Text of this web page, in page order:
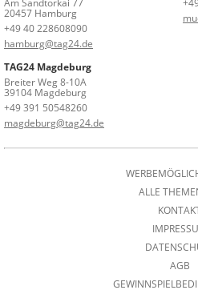
20457 Hamburg
+49 40 228608090
hamburg@tag24.de
TAG24 Magdeburg
Breiter Weg 8-10A
39104 Magdeburg
+49 391 50548260
magdeburg@tag24.de
ALLE
AGB